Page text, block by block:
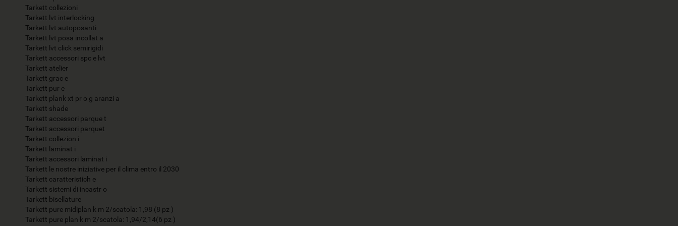
Tarkett collezioni
Tarkett lvt interlocking
Tarkett lvt autoposanti
Tarkett lvt posa incollat a
Tarkett lvt click semirigidi
Tarkett accessori spc e lvt
Tarkett atelier
Tarkett grac e
Tarkett pur e
Tarkett plank xt pr o g aranzi a
Tarkett shade
Tarkett accessori parque t
Tarkett accessori parquet
Tarkett collezion i
Tarkett laminat i
Tarkett accessori laminat i
Tarkett le nostre iniziative per il clima entro il 2030
Tarkett caratteristich e
Tarkett sistemi di incastr o
Tarkett bisellature
Tarkett pure midiplan k m 2/scatola: 1,98 (8 pz )
Tarkett pure plan k m 2/scatola: 1,94/2,14(6 pz )